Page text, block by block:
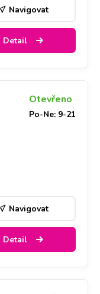
Navigovat
Detail
Otevřeno
Po-Ne: 9-21
Navigovat
Detail